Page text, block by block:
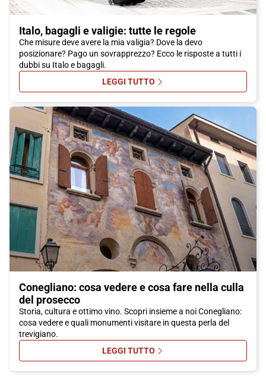
suoi visitatori. Scegliere il treno Italo per raggiungere la città
l'opportunità di visitare Conegliano e scoprire tutto quello che
ha da offrire. Acquistate subito il vostro biglietto Italo per
Conegliano!
Italo, bagagli e valigie: tutte le regole
Che misure deve avere la mia valigia? Dove la devo
posizionare? Pago un sovrapprezzo? Ecco le risposte a tutti i
dubbi su Italo e bagagli.
LEGGI TUTTOSU ITALO, BAGAGLI E VALIGIE:
Conegliano: cosa vedere e cosa fare nella culla
del prosecco
Storia, cultura e ottimo vino. Scopri insieme a noi Conegliano:
cosa vedere e quali monumenti visitare in questa perla del
trevigiano.
LEGGI TUTTOSU CONEGLIANO: COSA VEDERE